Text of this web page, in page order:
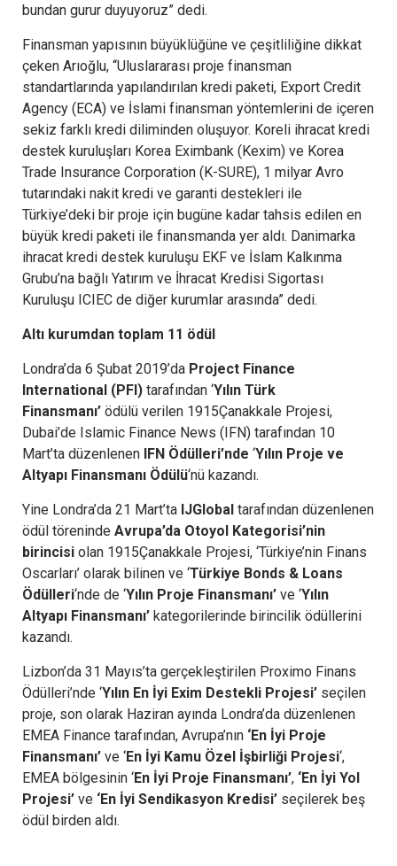
bundan gurur duyuyoruz” dedi.
Finansman yapısının büyüklüğüne ve çeşitliliğine dikkat
çeken Arıoğlu, “Uluslararası proje finansman
standartlarında yapılandırılan kredi paketi, Export Credit
Agency (ECA) ve İslami finansman yöntemlerini de içeren
sekiz farklı kredi diliminden oluşuyor. Koreli ihracat kredi
destek kuruluşları Korea Eximbank (Kexim) ve Korea
Trade Insurance Corporation (K-SURE), 1 milyar Avro
tutarındaki nakit kredi ve garanti destekleri ile
Türkiye’deki bir proje için bugüne kadar tahsis edilen en
büyük kredi paketi ile finansmanda yer aldı. Danimarka
ihracat kredi destek kuruluşu EKF ve İslam Kalkınma
Grubu’na bağlı Yatırım ve İhracat Kredisi Sigortası
Kuruluşu ICIEC de diğer kurumlar arasında” dedi.
Altı kurumdan toplam 11 ödül
Londra’da 6 Şubat 2019’da Project Finance
International (PFI) tarafından ‘Yılın Türk
Finansmanı’ ödülü verilen 1915Çanakkale Projesi,
Dubai’de Islamic Finance News (IFN) tarafından 10
Mart’ta düzenlenen IFN Ödülleri’nde ‘Yılın Proje ve
Altyapı Finansmanı Ödülü‘nü kazandı.
Yine Londra’da 21 Mart’ta IJGlobal tarafından düzenlenen
ödül töreninde Avrupa’da Otoyol Kategorisi’nin
birincisi olan 1915Çanakkale Projesi, ‘Türkiye’nin Finans
Oscarları’ olarak bilinen ve ‘Türkiye Bonds & Loans
Ödülleri‘nde de ‘Yılın Proje Finansmanı’ ve ‘Yılın
Altyapı Finansmanı’ kategorilerinde birincilik ödüllerini
kazandı.
Lizbon’da 31 Mayıs’ta gerçekleştirilen Proximo Finans
Ödülleri’nde ‘Yılın En İyi Exim Destekli Projesi’ seçilen
proje, son olarak Haziran ayında Londra’da düzenlenen
EMEA Finance tarafından, Avrupa’nın ‘En İyi Proje
Finansmanı’ ve ‘En İyi Kamu Özel İşbirliği Projesi‘,
EMEA bölgesinin ‘En İyi Proje Finansmanı’, ‘En İyi Yol
Projesi’ ve ‘En İyi Sendikasyon Kredisi’ seçilerek beş
ödül birden aldı.